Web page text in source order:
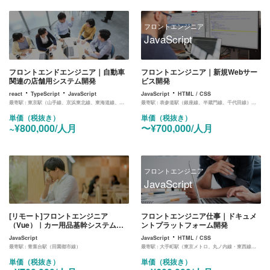
フロントエンドエンジニア｜自動車
関連の店舗用システム開発
react ・ TypeScript ・ JavaScript
最寄駅 : 東京駅（山手線、京浜東北線、東海道線、中央線、京葉線、丸ノ内線）
単価（税抜き）
~¥800,000/人月
フロントエンジニア
JavaScript
フロントエンジニア｜新規Webサー
ビス開発
JavaScript ・HTML / CSS
最寄駅 :表参道駅（銀座線、半蔵門線、千代田線）もしくは 外苑前駅（銀座線）
単価（税抜き）
〜¥700,000/人月
[リモート]フロントエンジニア
（Vue）｜カー用品基幹システムの
リプレイスのフロント開発業務
JavaScript
最寄駅 : 青葉台駅（田園都市線）
単価（税抜き）
フロントエンジニア
JavaScript
フロントエンジニア仕事｜ドキュメ
ントプラットフォーム開発
JavaScript ・HTML / CSS
最寄駅 :大手町駅（東京メトロ、丸ノ内線・東西線・千代田線・半蔵門線・三田線）
単価（税抜き）